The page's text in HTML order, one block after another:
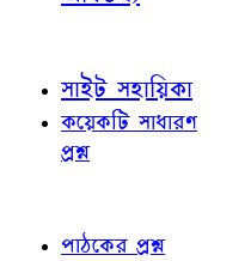
সাইট সহায়িকা
কয়েকটি সাধারণ
প্রশ্ন
পাঠকের প্রশ্ন